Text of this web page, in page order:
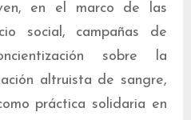
en el marco de las
social, campañas de
sobre la
altruista de sangre,
práctica solidaria en